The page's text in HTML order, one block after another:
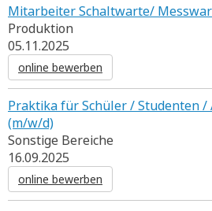
Mitarbeiter Schaltwarte/
Produktion
05.11.2025
online bewerben
Praktika für Schüler / Studenten
(m/w/d)
Sonstige Bereiche
16.09.2025
online bewerben